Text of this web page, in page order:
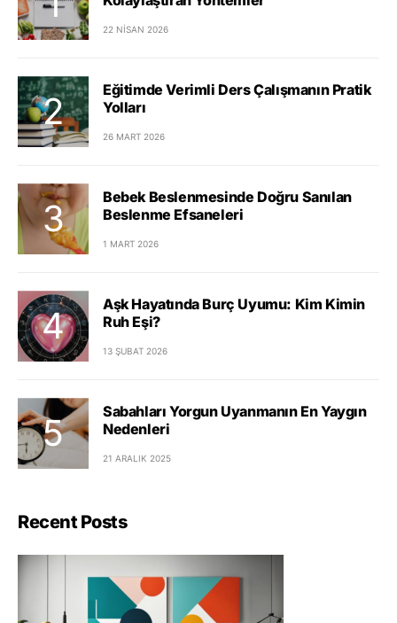
22 NISAN 2026
Eğitimde Verimli Ders Çalışmanın Pratik
Yolları
26 MART 2026
Bebek Beslenmesinde Doğru Sanılan
Beslenme Efsaneleri
1 MART 2026
Aşk Hayatında Burç Uyumu: Kim Kimin
Ruh Eşi?
13 ŞUBAT 2026
Sabahları Yorgun Uyanmanın En Yaygın
Nedenleri
21 ARALIK 2025
Recent Posts